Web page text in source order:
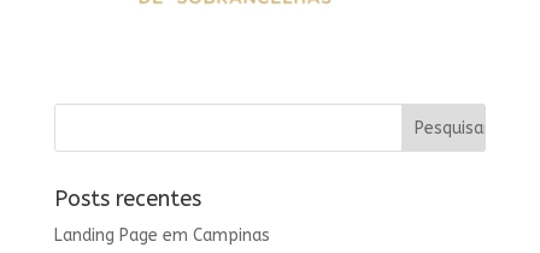
Posts recentes
Landing Page em Campinas